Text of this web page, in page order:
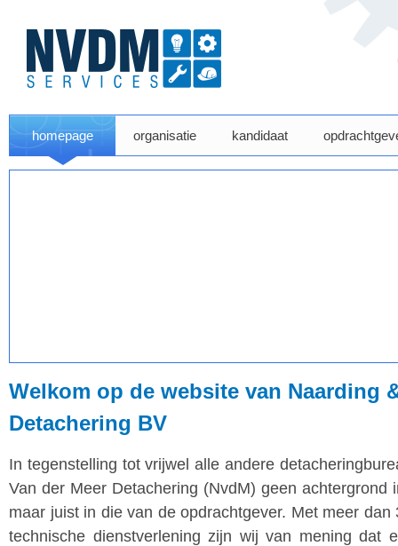
homepage organisatie kandidaat
Welkom op de website van Naarding
Detachering BV
In tegenstelling tot vrijwel alle andere
Van der Meer Detachering (NvdM) geen achtergrond
maar juist in die van de opdrachtgever. Met meer dan
technische dienstverlening zijn wij van mening dat